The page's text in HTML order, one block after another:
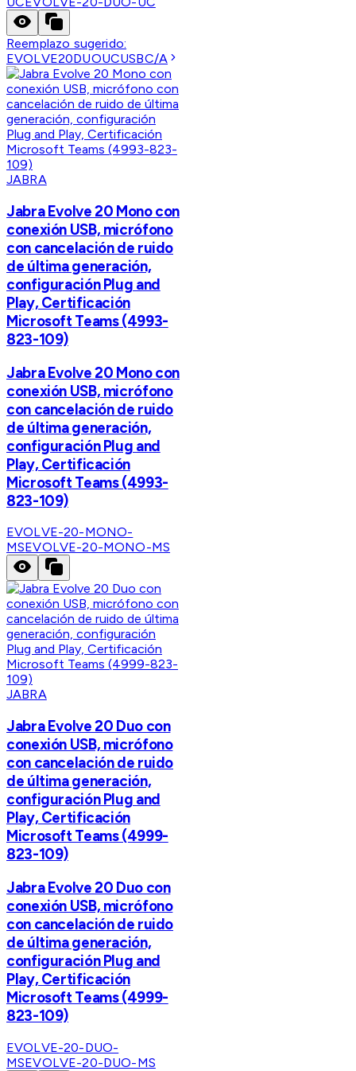
Reemplazo sugerido:
EVOLVE20DUOUCUSBC/A
JABRA
Jabra Evolve 20 Mono con
conexión USB, micrófono
con cancelación de ruido
de última generación,
configuración Plug and
Play, Certificación
Microsoft Teams (4993-
823-109)
Jabra Evolve 20 Mono con
conexión USB, micrófono
con cancelación de ruido
de última generación,
configuración Plug and
Play, Certificación
Microsoft Teams (4993-
823-109)
EVOLVE-20-MONO-
MSEVOLVE-20-MONO-MS
JABRA
Jabra Evolve 20 Duo con
conexión USB, micrófono
con cancelación de ruido
de última generación,
configuración Plug and
Play, Certificación
Microsoft Teams (4999-
823-109)
Jabra Evolve 20 Duo con
conexión USB, micrófono
con cancelación de ruido
de última generación,
configuración Plug and
Play, Certificación
Microsoft Teams (4999-
823-109)
EVOLVE-20-DUO-
MSEVOLVE-20-DUO-MS